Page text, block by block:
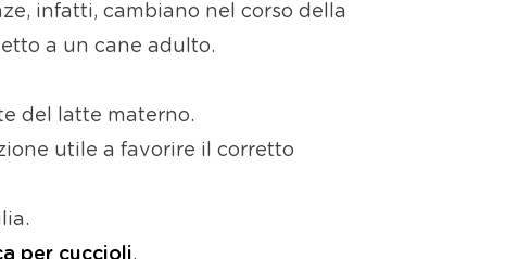
infatti, cambiano nel corso della
a un cane adulto.
del latte materno.
utile a favorire il corretto
per cuccioli.